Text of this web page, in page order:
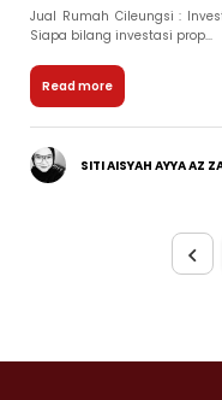
Jual Rumah Cileungsi :
Siapa bilang investasi prop...
Read more
SITI AISYAH AYYA AZ